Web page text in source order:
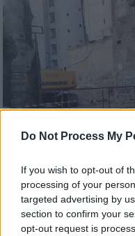
Do Not Process My
If you wish to opt-out of
processing of your
targeted advertising by
section to confirm your
opt-out request is